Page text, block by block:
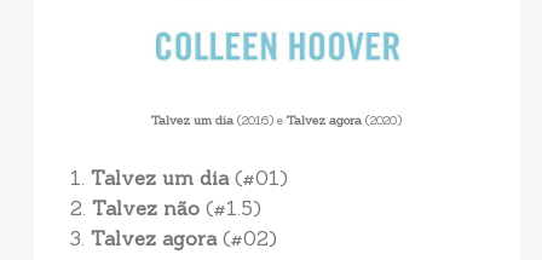
Talvez um dia (2016) eTalvez agora (2020)
1. Talvez um dia(#01)
2. Talvez não(#1.5)
3. Talvez agora(#02)